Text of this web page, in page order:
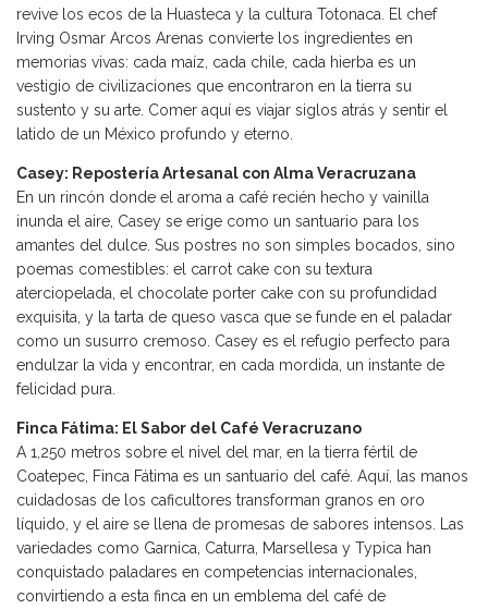
revive los ecos de la Huasteca y la cultura Totonaca. El chef
Irving Osmar Arcos Arenas convierte los ingredientes en
memorias vivas: cada maíz, cada chile, cada hierba es un
vestigio de civilizaciones que encontraron en la tierra su
sustento y su arte. Comer aquí es viajar siglos atrás y sentir el
latido de un México profundo y eterno.
Casey: Repostería Artesanal con Alma Veracruzana
En un rincón donde el aroma a café recién hecho y vainilla
inunda el aire, Casey se erige como un santuario para los
amantes del dulce. Sus postres no son simples bocados, sino
poemas comestibles: el carrot cake con su textura
aterciopelada, el chocolate porter cake con su profundidad
exquisita, y la tarta de queso vasca que se funde en el paladar
como un susurro cremoso. Casey es el refugio perfecto para
endulzar la vida y encontrar, en cada mordida, un instante de
felicidad pura.
Finca Fátima: El Sabor del Café Veracruzano
A 1,250 metros sobre el nivel del mar, en la tierra fértil de
Coatepec, Finca Fátima es un santuario del café. Aquí, las manos
cuidadosas de los caficultores transforman granos en oro
líquido, y el aire se llena de promesas de sabores intensos. Las
variedades como Garnica, Caturra, Marsellesa y Typica han
conquistado paladares en competencias internacionales,
convirtiendo a esta finca en un emblema del café de